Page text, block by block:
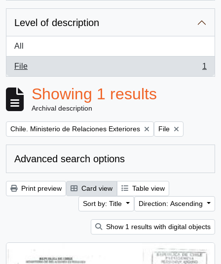
Level of description
All
File
, 1 results
1
Showing 1 results
Archival description
Remove filter:
Chile. Ministerio de Relaciones Exteriores Remove filter:
File
Advanced search options
Print preview Card view
Table view
Sort by: Title
Direction: Ascending
Show 1 results with digital objects